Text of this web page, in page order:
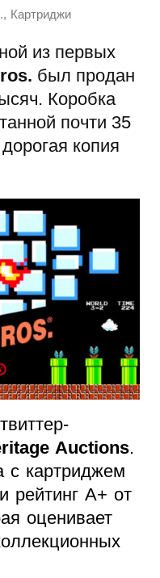
, Картриджи
из первых
был продан
Коробка
почти 35
копия
Auctions.
с картриджем
рейтинг A+ от
оценивает